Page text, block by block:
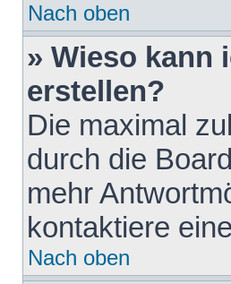
Nach oben
» Wieso kann
erstellen?
Die maximal
durch die
mehr
kontaktiere
Nach oben